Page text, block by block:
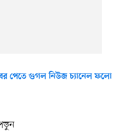
পেতে গুগল নিউজ চ্যানেল ফলো